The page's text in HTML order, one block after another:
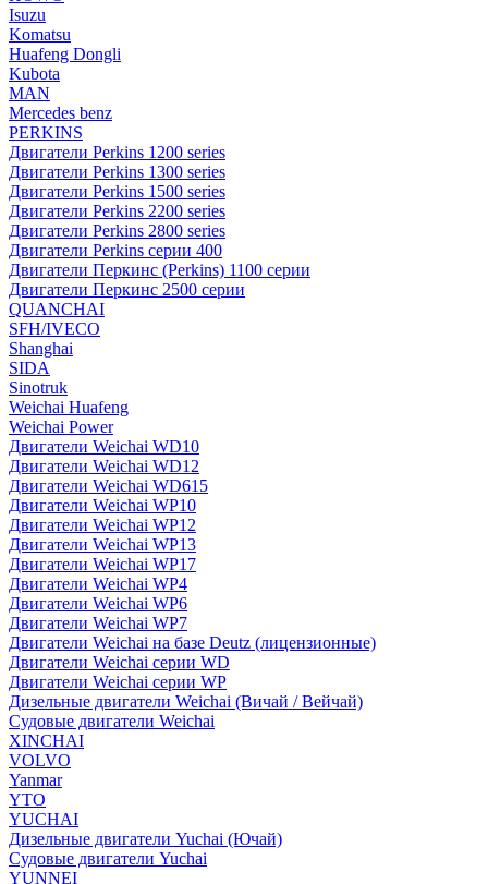
Isuzu
Komatsu
Huafeng Dongli
Kubota
MAN
Mercedes benz
PERKINS
Двигатели Perkins 1200 series
Двигатели Perkins 1300 series
Двигатели Perkins 1500 series
Двигатели Perkins 2200 series
Двигатели Perkins 2800 series
Двигатели Perkins серии 400
Двигатели Перкинс (Perkins) 1100 серии
Двигатели Перкинс 2500 серии
QUANCHAI
SFH/IVECO
Shanghai
SIDA
Sinotruk
Weichai Huafeng
Weichai Power
Двигатели Weichai WD10
Двигатели Weichai WD12
Двигатели Weichai WD615
Двигатели Weichai WP10
Двигатели Weichai WP12
Двигатели Weichai WP13
Двигатели Weichai WP17
Двигатели Weichai WP4
Двигатели Weichai WP6
Двигатели Weichai WP7
Двигатели Weichai на базе Deutz (лицензионные)
Двигатели Weichai серии WD
Двигатели Weichai серии WP
Дизельные двигатели Weichai (Вичай / Вейчай)
Судовые двигатели Weichai
XINCHAI
VOLVO
Yanmar
YTO
YUCHAI
Дизельные двигатели Yuchai (Ючай)
Судовые двигатели Yuchai
YUNNEI